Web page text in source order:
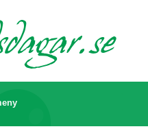
dagar.se